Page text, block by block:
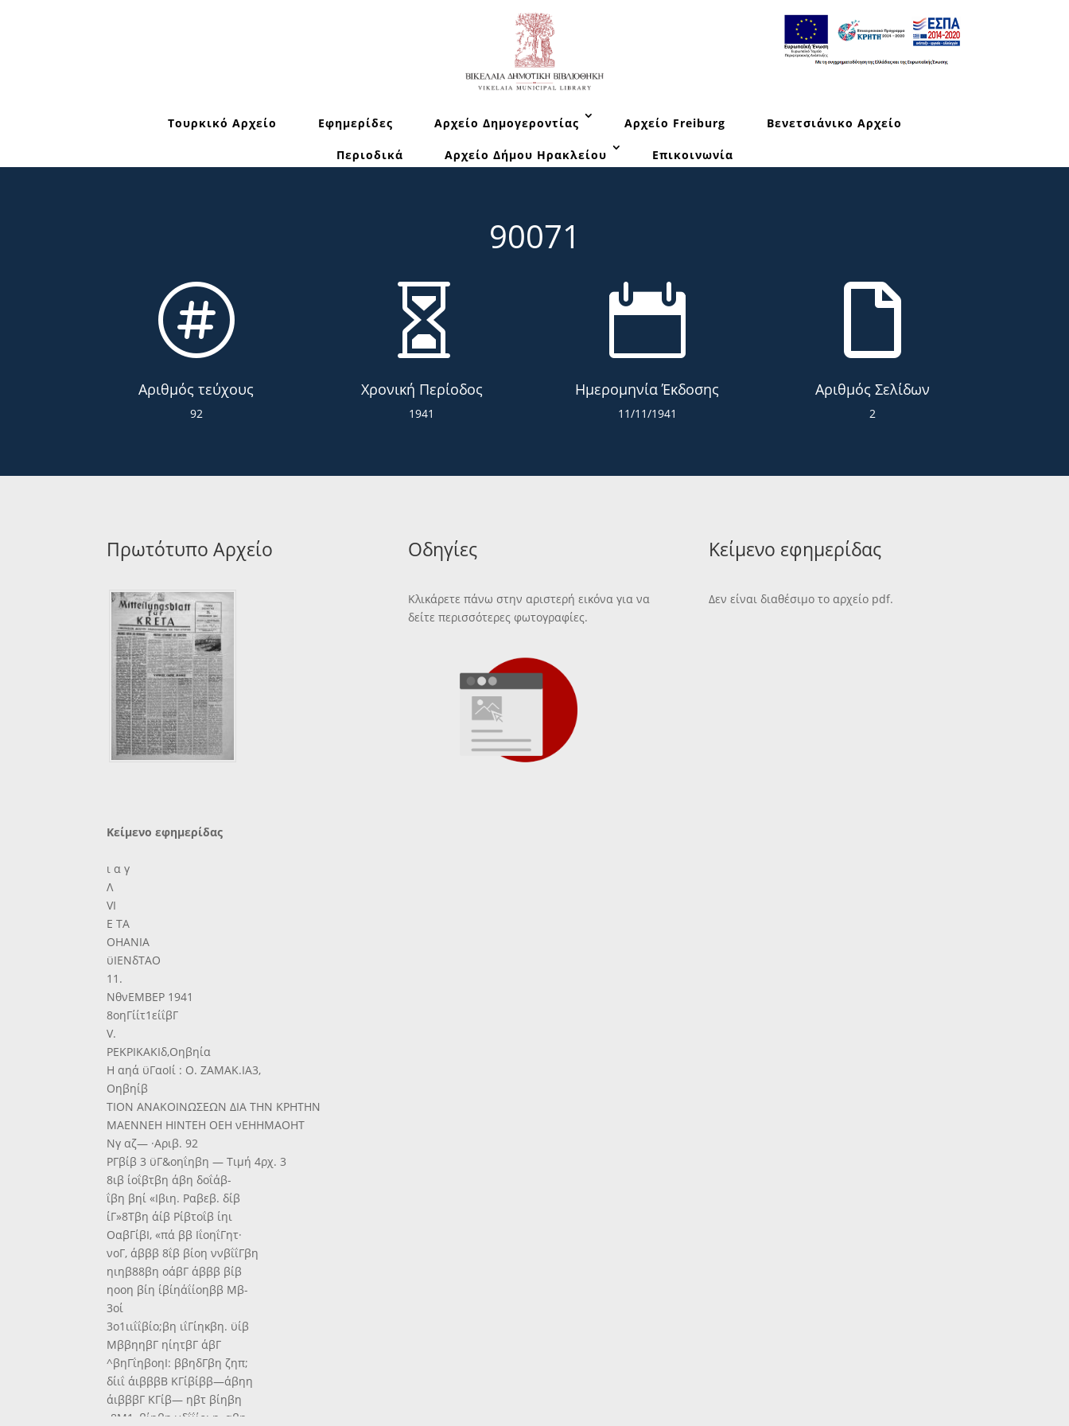
Τουρκικό Αρχείο Εφημερίδες Αρχείο Δημογεροντίας Αρχείο Freiburg Βενετσιάνικο Αρχείο
Περιοδικά Αρχείο Δήμου Ηρακλείου Επικοινωνία
90071

Αριθμός τεύχους
92

Χρονική Περίοδος
1941

Ημερομηνία Έκδοσης
11/11/1941

Αριθμός Σελίδων
2
Πρωτότυπο Αρχείο Οδηγίες
Κλικάρετε πάνω στην αριστερή εικόνα για να
δείτε περισσότερες φωτογραφίες.
Κείμενο εφημερίδας
Δεν είναι διαθέσιμο το αρχείο pdf.
Κείμενο εφημερίδας
ι α γ
Λ
VI
Ε ΤΑ
ΟΗΑΝΙΑ
ϋΙΕΝδΤΑΟ
11.
ΝθνΕΜΒΕΡ 1941
8οηΓίίτ1είΐβΓ
V.
ΡΕΚΡΙΚΑΚΙδ,Οηβηία
Η αηά ϋΓαοΙί : Ο. ΖΑΜΑΚ.ΙΑ3,
Οηβηίβ
ΤΙΟΝ ΑΝΑΚΟΙΝΩΣΕΩΝ ΔΙΑ ΤΗΝ ΚΡΗΤΗΝ
ΜΑΕΝΝΕΗ ΗΙΝΤΕΗ ΟΕΗ νΕΗΗΜΑΟΗΤ
Νγ αζ— ·Αριβ. 92
ΡΓβίβ 3 ϋΓ&οηΐηβη — Τιμή 4ρχ. 3
8ιβ ίοΐβτβη άβη δοΐάβ-
ΐβη βηί «Ιβιη. Ραβεβ. δίβ
ίΓ»8Τβη άίβ Ρίβτοΐβ ίηι
ΟαβΓίβΙ, «πά ββ ΙΐοηΐΓητ·
νοΓ, άβββ 8ΐβ βίοη ννβΐΐΓβη
ηιηβ88βη οάβΓ άβββ βίβ
ηοοη βίη ίβίηάΐίοηββ Μβ-
3οί
3ο1ιιΐΐβίο;βη ιΐΓίηκβη. ϋίβ
ΜββηηβΓ ηίητβΓ άβΓ
^βηΓΐηβοηΙ: ββηδΓβη ζηπ;
δίιΐ άιβββΒ ΚΓίβίββ—άβηη
άιβββΓ ΚΓίβ— ηβτ βίηβη
•8Μ1, βίηβη νδΐΐίο; η«αβη,